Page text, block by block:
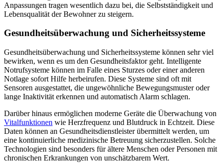
Anpassungen tragen wesentlich dazu bei, die Selbstständigkeit und
Lebensqualität der Bewohner zu steigern.
Gesundheitsüberwachung und Sicherheitssysteme
Gesundheitsüberwachung und Sicherheitssysteme können sehr viel
bewirken, wenn es um den Gesundheitsfaktor geht. Intelligente
Notrufsysteme können im Falle eines Sturzes oder einer anderen
Notlage sofort Hilfe herbeirufen. Diese Systeme sind oft mit
Sensoren ausgestattet, die ungewöhnliche Bewegungsmuster oder
lange Inaktivität erkennen und automatisch Alarm schlagen.
Darüber hinaus ermöglichen moderne Geräte die Überwachung von
Vitalfunktionen wie Herzfrequenz und Blutdruck in Echtzeit. Diese
Daten können an Gesundheitsdienstleister übermittelt werden, um
eine kontinuierliche medizinische Betreuung sicherzustellen. Solche
Technologien sind besonders für ältere Menschen oder Personen mit
chronischen Erkrankungen von unschätzbarem Wert.